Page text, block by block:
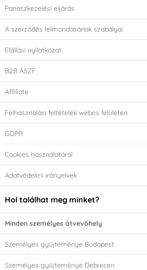
Panaszkezelési eljárás
A szerződés felmondásának szabályai
Elállási nyilatkozat
B2B ÁSZF
Affiliate
Felhasználási feltételek webes felületen
GDPR
Cookies használatáról
Adatvédelmi irányelvek
Hol találhat meg minket?
Minden személyes átvevőhely
Személyes gyűjteménye Budapest
Személyes gyűjteménye Debrecen